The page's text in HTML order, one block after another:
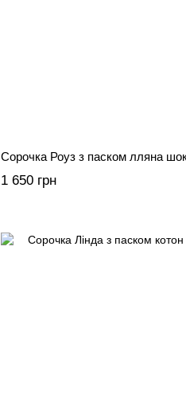
Сорочка Роуз з паском лляна
1 650 грн